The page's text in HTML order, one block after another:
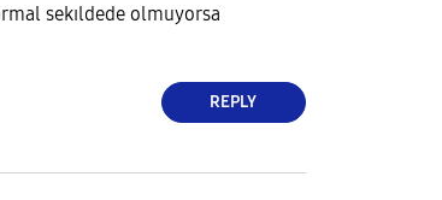
sekıldede olmuyorsa
REPLY